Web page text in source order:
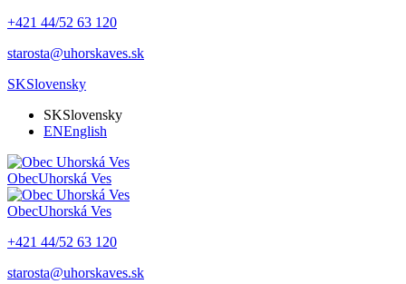
+421 44/52 63 120
starosta@uhorskaves.sk
SKSlovensky
SKSlovensky
ENEnglish
ObecUhorská Ves
ObecUhorská Ves
+421 44/52 63 120
starosta@uhorskaves.sk